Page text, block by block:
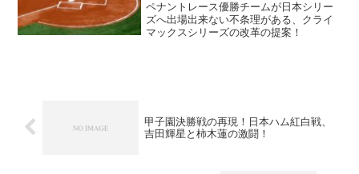
ペナントレース優勝チームが日本シリー
ズへ出場出来ない不条理がある、クライ
マックスシリーズの改革の提案！
甲子園決勝戦の再現！日本ハム紅白戦、
吉田輝星と柿木蓮の激闘！